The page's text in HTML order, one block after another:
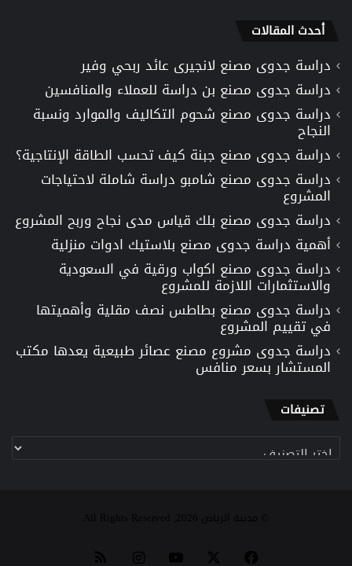
أحدث المقالات
دراسة جدوى مصنع لانجيرى عائد ربحي وفير
دراسة جدوى مصنع بن دراسة للعملاء والمنافسين
دراسة جدوى مصنع شحوم التكاليف والموارد ونسبة
النجاح
دراسة جدوى مصنع جبنة كيف تحسب الطاقة الإنتاجية؟
دراسة جدوى مصنع شامبو دراسة شاملة لاحتياجات
المشروع
دراسة جدوى مصنع بلك قياس مدى نجاح وربح المشروع
أهمية دراسة جدوى مصنع بلاستيك ادوات منزلية
دراسة جدوى مصنع اكواب ورقية في السعودية
والاستثمارات اللازمة للمشروع
دراسة جدوى مصنع بطاطس نصف مقلية وأهميتها
في تقييم المشروع
دراسة جدوى مشروع مصنع عصائر طبيعية يعدها مكتب
المستشار بسعر منافس
تصنيفات
تصنيفات
© مدينة الرياض 2026, All Rights Reserved
فيسبوك ‫YouTube انستقرام